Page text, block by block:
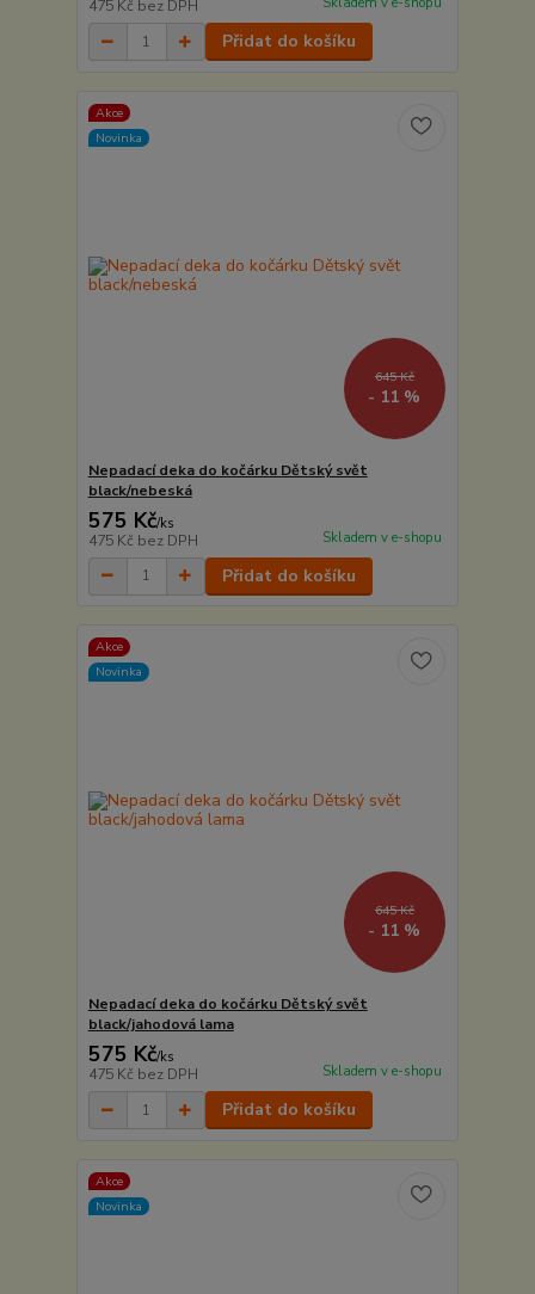
475 Kč bez DPH
Přidat do košíku
Akce
Novinka
645 Kč
- 11 %
Nepadací deka do kočárku Dětský svět
black/nebeská
575 Kč/ks
475 Kč bez DPH Skladem v e-shopu
Přidat do košíku
Akce
Novinka
645 Kč
- 11 %
Nepadací deka do kočárku Dětský svět
black/jahodová lama
575 Kč/ks
475 Kč bez DPH Skladem v e-shopu
Přidat do košíku
Akce
Novinka